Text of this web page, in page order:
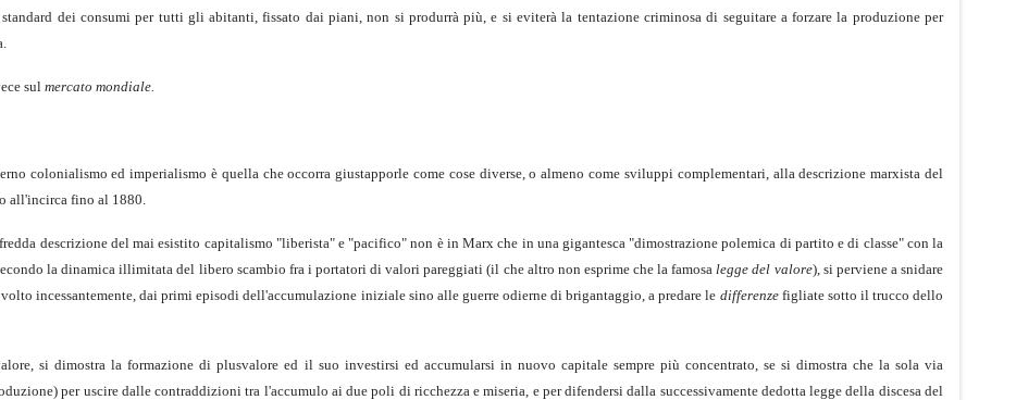
dei consumi per tutti gli abitanti, fissato dai piani, non si produrrà più, e si eviterà la tentazione criminosa di seguitare a forzare la produzione per
sul mercato mondiale.
colonialismo ed imperialismo è quella che occorra giustapporle come cose diverse, o almeno come sviluppi complementari, alla descrizione marxista del
all'incirca fino al 1880.
descrizione del mai esistito capitalismo "liberista" e "pacifico" non è in Marx che in una gigantesca "dimostrazione polemica di partito e di classe" con la
la dinamica illimitata del libero scambio fra i portatori di valori pareggiati (il che altro non esprime che la famosa legge del valore), si perviene a snidare
incessantemente, dai primi episodi dell'accumulazione iniziale sino alle guerre odierne di brigantaggio, a predare le differenzefigliate sotto il trucco dello
si dimostra la formazione di plusvalore ed il suo investirsi ed accumularsi in nuovo capitale sempre più concentrato, se si dimostra che la sola via
per uscire dalle contraddizioni tra l'accumulo ai due poli di ricchezza e miseria, e per difendersi dalla successivamente dedotta legge della discesa del